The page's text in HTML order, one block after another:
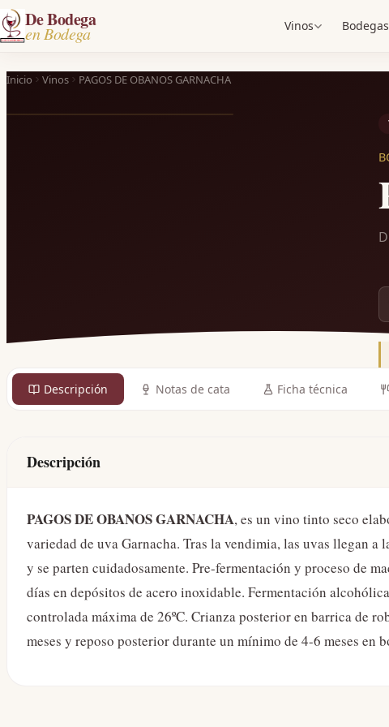
De Bodega
en Bodega Vinos Bodegas
Inicio Vinos PAGOS DE OBANOS GARNACHA
Descripción Notas de cata Ficha técnica
Descripción
PAGOS DE OBANOS GARNACHA, es un vino tinto seco
variedad de uva Garnacha. Tras la vendimia, las uvas llegan
y se parten cuidadosamente. Pre-fermentación y proceso de
días en depósitos de acero inoxidable. Fermentación
controlada máxima de 26ºC. Crianza posterior en barrica de
meses y reposo posterior durante un mínimo de 4-6 meses en